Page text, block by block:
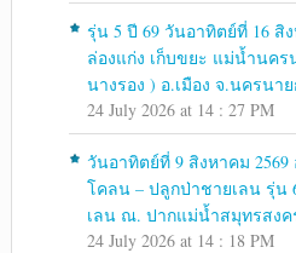
รุ่น 5 ปี 69 วันอาทิตย์ที่ 16 สิ
ล่องแก่ง เก็บขยะ แม่น้ำนคร
นางรอง ) อ.เมือง จ.นครนา
24 July 2026 at 14 : 27 PM
วันอาทิตย์ที่ 9 สิงหาคม 2569
โคลน – ปลูกป่าชายเลน รุ่น
เลน ณ. ปากแม่น้ำสมุทรสงค
24 July 2026 at 14 : 18 PM